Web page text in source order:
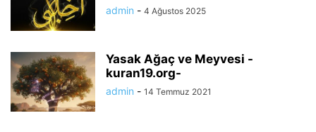
admin - 4 Ağustos 2025
Yasak Ağaç ve Meyvesi -
kuran19.org-
admin - 14 Temmuz 2021